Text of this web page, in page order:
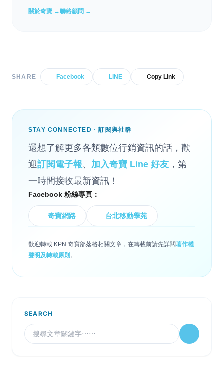
關於奇寶 →聯絡顧問 →
SHARE Facebook LINE Copy Link
STAY CONNECTED · 訂閱與社群
還想了解更多各類數位行銷資訊的話，歡
迎訂閱電子報、 加入奇寶 Line 好友 ，第
一時間接收最新資訊！
Facebook 粉絲專頁：
奇寶網路 台北移動學苑
歡迎轉載 KPN 奇寶部落格相關文章，在轉載前請先詳閱著作權
聲明及轉載原則 。
SEARCH